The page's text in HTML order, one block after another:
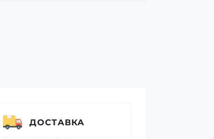
ДОСТАВКА